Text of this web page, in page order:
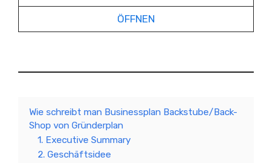
ÖFFNEN
Wie schreibt man Businessplan Backstube/Back-
Shop von Gründerplan
1. Executive Summary
2. Geschäftsidee